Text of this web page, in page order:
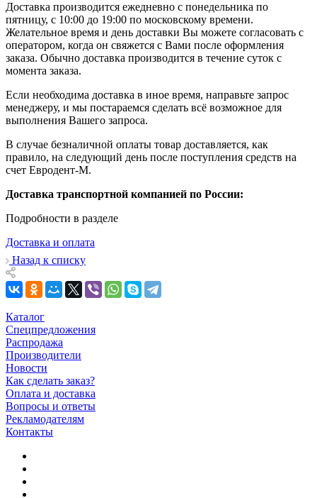
Доставка производится ежедневно с понедельника по
пятницу, с 10:00 до 19:00 по московскому времени.
Желательное время и день доставки Вы можете согласовать с
оператором, когда он свяжется с Вами после оформления
заказа. Обычно доставка производится в течение суток с
момента заказа.
Если необходима доставка в иное время, направьте запрос
менеджеру, и мы постараемся сделать всё возможное для
выполнения Вашего запроса.
В случае безналичной оплаты товар доставляется, как
правило, на следующий день после поступления средств на
счет Евродент-М.
Доставка транспортной компанией по России:
Подробности в разделе
Доставка и оплата
Назад к списку
Каталог
Спецпредложения
Распродажа
Производители
Новости
Как сделать заказ?
Оплата и доставка
Вопросы и ответы
Рекламодателям
Контакты